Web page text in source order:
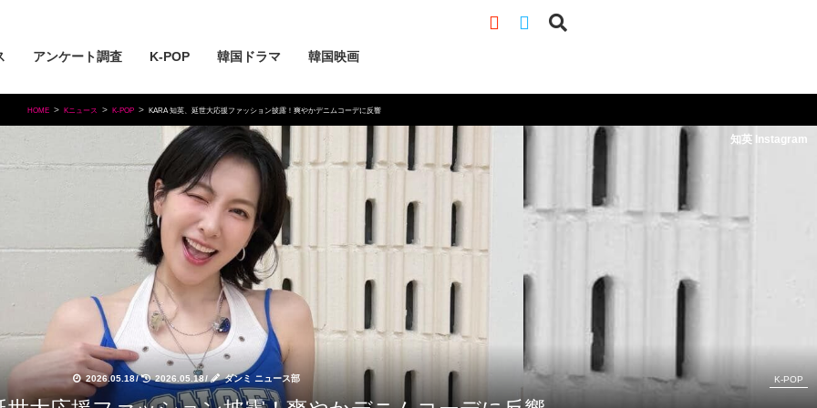
アンケート調査 K-POP 韓国ドラマ 韓国映画
HOME Kニュース K-POP KARA 知英、延世大応援ファッション披露！爽やかデニムコーデに反響
知英 Instagram
2026.05.18/ 2026.05.18/ ダンミ ニュース部 K-POP